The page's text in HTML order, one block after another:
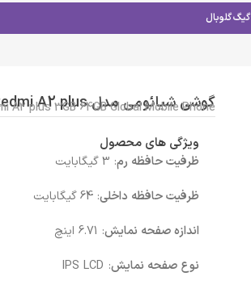
گوشی شیائومی مدل Redmi A2 plus رم 3 گیگ حافظه 64 گیگ گلوبال
A2 plus 3GB 64GB Global Mobile Phone
ویژگی های محصول
ظرفیت حافظه رم: 3 گیگابایت
ظرفیت حافظه داخلی: 64 گیگابایت
اندازه صفحه نمایش: 6.71 اینچ
نوع صفحه نمایش: IPS LCD